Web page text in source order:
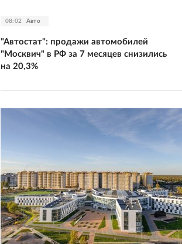
08:02 Авто
"Автостат": продажи автомобилей
"Москвич" в РФ за 7 месяцев снизились
на 20,3%